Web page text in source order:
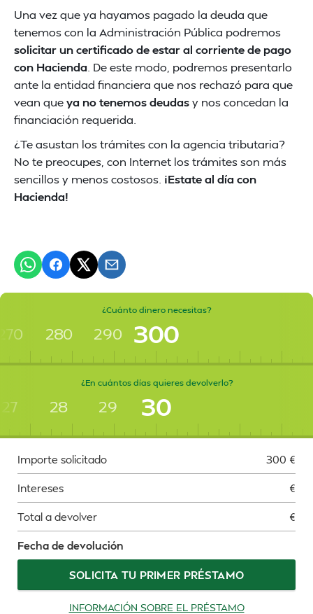
Una vez que ya hayamos pagado la deuda que
tenemos con la Administración Pública podremos
solicitar un certificado de estar al corriente de pago
con Hacienda . De este modo, podremos presentarlo
ante la entidad financiera que nos rechazó para que
vean queya no tenemos deudasy nos concedan la
financiación requerida.
¿Te asustan los trámites con la agencia tributaria?
No te preocupes, con Internet los trámites son más
sencillos y menos costosos. ¡Estate al día con
Hacienda!
¿Cuánto dinero necesitas?
280 290 300
¿En cuántos días quieres devolverlo?
27 28 29 30
Importe solicitado 300 €
Intereses €
Total a devolver €
Fecha de devolución
SOLICITA TU PRIMER PRÉSTAMO
INFORMACIÓN SOBRE EL PRÉSTAMO